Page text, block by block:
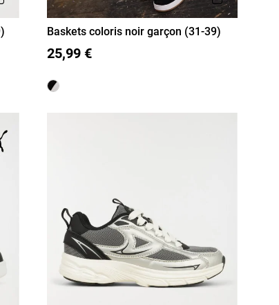
31 32 33 34 35 36 37
Baskets coloris noir garçon (31-39)
25,99 €